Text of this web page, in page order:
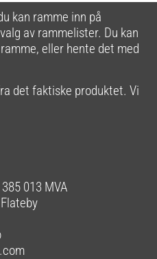
kan ramme inn på
av rammelister. Du kan
eller hente det med
det faktiske produktet. Vi
013 MVA